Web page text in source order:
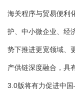
海关程序与贸易便利
护、中小微企业、经
势下推进更宽领域、
产供链深度融合，具
3.0版将有力促进中